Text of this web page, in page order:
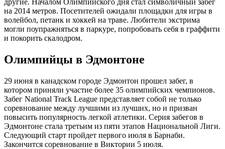
на 2014 метров. Посетителей ожидали площадки для игры в
волейбол, петанк и хоккей на траве. Любители экстрима
могли поупражняться в паркуре, попробовать себя в граффити
и покорить скалодром.
Олимпийцы в Эдмонтоне
29 июня в канадском городе Эдмонтон прошел забег, в
котором приняли участие более 35 олимпийских чемпионов.
Забег National Track League представляет собой не только
соревнование между лучшими из лучших, но и призван
повысить популярность легкой атлетики. Серия забегов в
Эдмонтоне стала третьим из пяти этапов Национальной Лиги.
Следующий старт пройдет первого июля в Барнаби.
Закончится соревнование в Виктории 5 июля.